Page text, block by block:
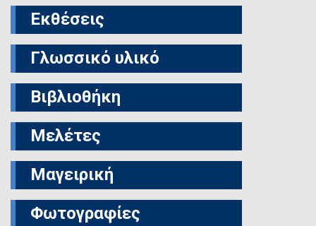
Εκθέσεις
Γλωσσικό υλικό
Βιβλιοθήκη
Μελέτες
Μαγειρική
Φωτογραφίες